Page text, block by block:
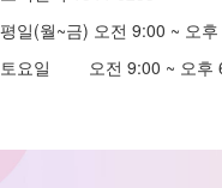
평일(월~금) 오전 9:00 ~ 오
토요일 오전 9:00 ~ 오후